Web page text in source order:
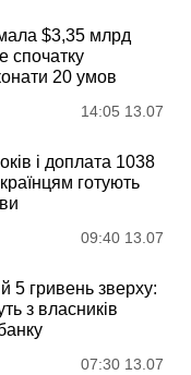
$3,35 млрд
спочатку
20 умов
14:05 13.07
і доплата 1038
готують
09:40 13.07
й 5 гривень зверху:
з власників
07:30 13.07